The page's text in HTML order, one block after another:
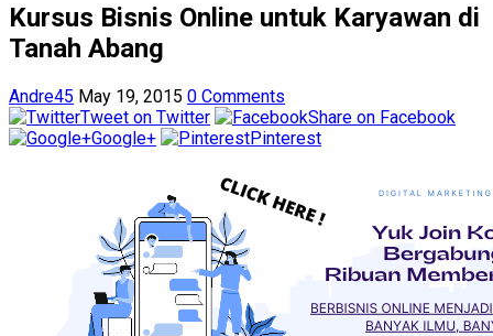
Kursus Bisnis Online untuk Karyawan di
Tanah Abang
Andre45 May 19, 2015 0 Comments
Tweet on Twitter
Share on Facebook
Google+
Pinterest